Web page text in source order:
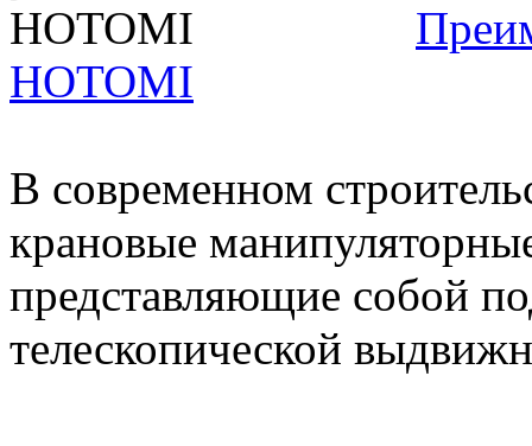
HOTOMI
В современном
крановые
представляющие собой
телескопической